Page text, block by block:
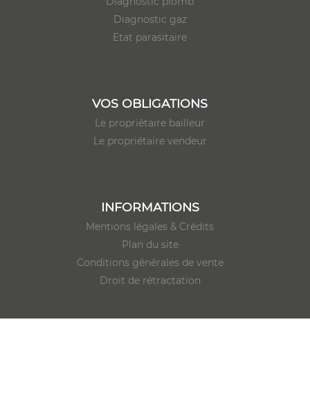
Diagnostic gaz
Etat parasitaire
VOS OBLIGATIONS
Le propriétaire bailleur
Le propriétaire vendeur
INFORMATIONS
Mentions légales & Crédits
Plan du site
Conditions générales de vente
Droit de rétractation